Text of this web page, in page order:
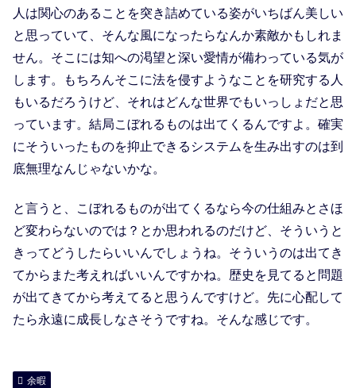
人は関心のあることを突き詰めている姿がいちばん美しい
と思っていて、そんな風になったらなんか素敵かもしれま
せん。そこには知への渇望と深い愛情が備わっている気が
します。もちろんそこに法を侵すようなことを研究する人
もいるだろうけど、それはどんな世界でもいっしょだと思
っています。結局こぼれるものは出てくるんですよ。確実
にそういったものを抑止できるシステムを生み出すのは到
底無理なんじゃないかな。
と言うと、こぼれるものが出てくるなら今の仕組みとさほ
ど変わらないのでは？とか思われるのだけど、そういうと
きってどうしたらいいんでしょうね。そういうのは出てき
てからまた考えればいいんですかね。歴史を見てると問題
が出てきてから考えてると思うんですけど。先に心配して
たら永遠に成長しなさそうですね。そんな感じです。
余暇